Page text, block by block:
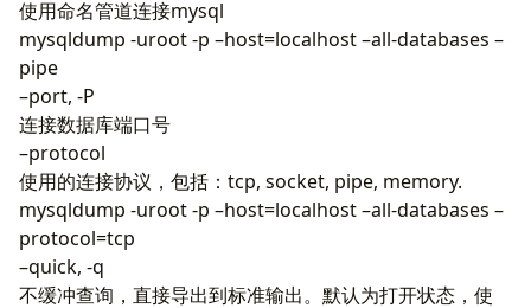
使用命名管道连接mysql
mysqldump -uroot -p –host=localhost –all-databases –
pipe
–port, -P
连接数据库端口号
–protocol
使用的连接协议，包括：tcp, socket, pipe, memory.
mysqldump -uroot -p –host=localhost –all-databases –
protocol=tcp
–quick, -q
不缓冲查询，直接导出到标准输出。默认为打开状态，使